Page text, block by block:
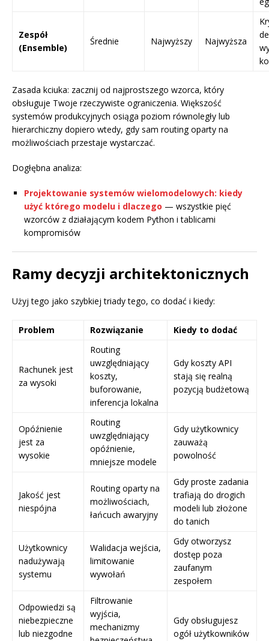
Zespół
(Ensemble)
Średnie Najwyższy Najwyższa
Zasada kciuka: zacznij od najprostszego wzorca, który
obsługuje Twoje rzeczywiste ograniczenia. Większość
systemów produkcyjnych osiąga poziom równoległy lub
hierarchiczny dopiero wtedy, gdy sam routing oparty na
możliwościach przestaje wystarczać.
Dogłębna analiza:
Projektowanie systemów wielomodelowych: kiedy
użyć którego modelu i dlaczego — wszystkie pięć
wzorców z działającym kodem Python i tablicami
kompromisów
Ramy decyzji architektonicznych
Użyj tego jako szybkiej triady tego, co dodać i kiedy:
Problem Rozwiązanie Kiedy to dodać
Rachunek jest
za wysoki
Routing
uwzględniający
koszty,
buforowanie,
inferencja lokalna
Gdy koszty API
stają się realną
pozycją budżetową
Opóźnienie
jest za
wysokie
Routing
uwzględniający
opóźnienie,
mniejsze modele
Gdy użytkownicy
zauważą
powolność
Jakość jest
niespójna
Routing oparty na
możliwościach,
łańcuch awaryjny
Gdy proste zadania
trafiają do drogich
modeli lub złożone
do tanich
Użytkownicy
nadużywają
systemu
Walidacja wejścia,
limitowanie
wywołań
Gdy otworzysz
dostęp poza
zaufanym
zespołem
Odpowiedzi są
niebezpieczne
lub niezgodne
Filtrowanie
wyjścia,
mechanizmy
Gdy obsługujesz
ogół użytkowników